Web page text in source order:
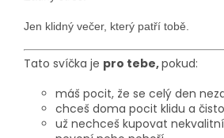
Jen klidný večer, který patří tobě.
Tato svíčka je pro tebe,pokud:
máš pocit, že se celý den
chceš doma pocit klidu a
už nechceš kupovat